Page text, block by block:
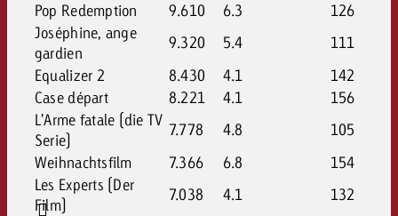
Pop Redemption
9.610 6.3
126
Joséphine, ange
gardien
9.320 5.4
111
Equalizer 2
8.430 4.1
142
Case départ
8.221 4.1
156
L'Arme fatale (die TV
Serie)
7.778 4.8
105
Weihnachtsfilm
7.366 6.8
154
Les Experts (Der
Film)
7.038 4.1
132